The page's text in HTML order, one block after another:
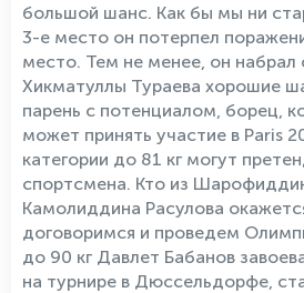
большой шанс. Как бы мы ни
3-е место он потерпел
место. Тем не менее, он набрал
Хикматуллы Тураева хорошие
парень с потенциалом, борец,
может принять участие в Paris
категории до 81 кг могут
спортсмена. Кто из
Камолиддина Расулова
договоримся и проведем
до 90 кг Давлет Бабанов
на турнире в Дюссельдорфе,